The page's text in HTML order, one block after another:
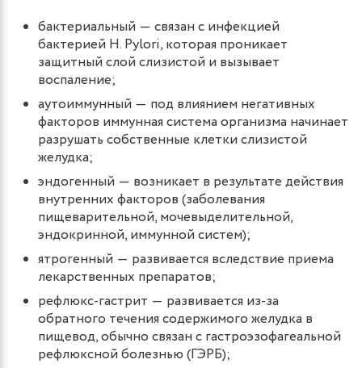
бактериальный ― связан с инфекцией
бактерией H. Pylori, которая проникает
защитный слой слизистой и вызывает
воспаление;
аутоиммунный ― под влиянием негативных
факторов иммунная система организма начинает
разрушать собственные клетки слизистой
желудка;
эндогенный ― возникает в результате действия
внутренних факторов (заболевания
пищеварительной, мочевыделительной,
эндокринной, иммунной систем);
ятрогенный ― развивается вследствие приема
лекарственных препаратов;
рефлюкс-гастрит ― развивается из-за
обратного течения содержимого желудка в
пищевод, обычно связан с гастроэзофагеальной
рефлюксной болезнью (ГЭРБ);